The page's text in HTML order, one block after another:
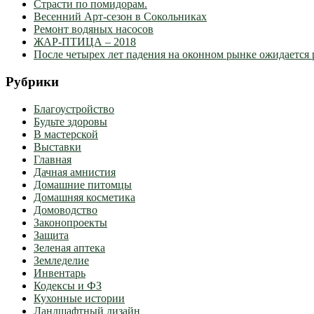
Страсти по помидорам.
Весенний Арт-сезон в Сокольниках
Ремонт водяных насосов
ЖАР-ПТИЦА – 2018
После четырех лет падения на оконном рынке ожидается
Рубрики
Благоустройство
Будьте здоровы
В мастерской
Выставки
Главная
Дачная амнистия
Домашние питомцы
Домашняя косметика
Домоводство
Законопроекты
Защита
Зеленая аптека
Земледелие
Инвентарь
Кодексы и ФЗ
Кухонные истории
Ландшафтный дизайн